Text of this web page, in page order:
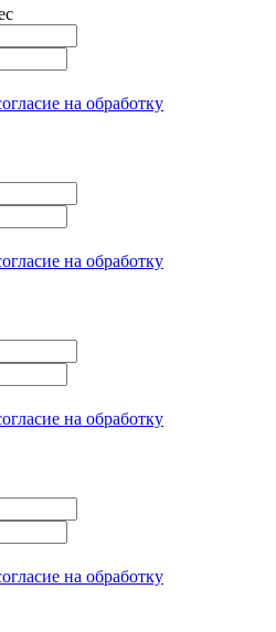
на обработку
на обработку
на обработку
на обработку